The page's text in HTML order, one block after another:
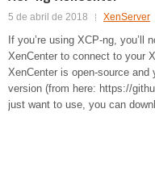
5 de abril de 2018 XenServer
If you’re using XCP-ng, you’ll
XenCenter to connect to your
XenCenter is open-source
version (from here: https://
just want to use, you can